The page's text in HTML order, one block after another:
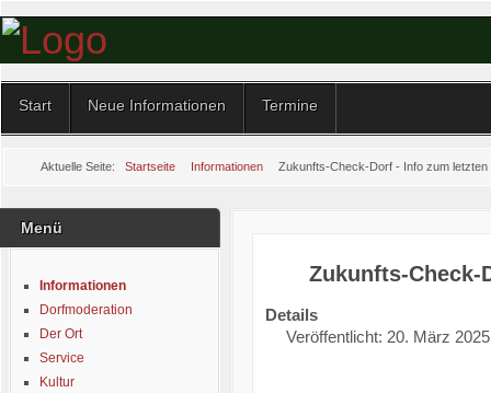
Start Neue Informationen Termine
Aktuelle Seite: Startseite Informationen Zukunfts-Check-Dorf - Info zum letzten
Menü
Informationen
Dorfmoderation
Der Ort
Service
Kultur
Zukunfts-Check-
Details
Veröffentlicht: 20. März 2025